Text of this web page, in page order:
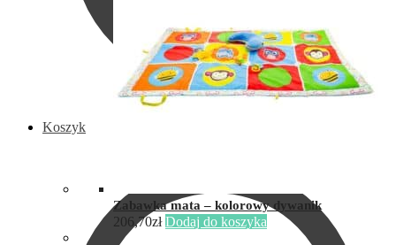
Koszyk
Zabawka mata – kolorowy dywanik
206,70zł Dodaj do koszyka